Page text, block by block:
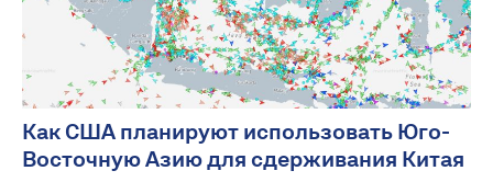
Как США планируют использовать Юго-
Восточную Азию для сдерживания Китая